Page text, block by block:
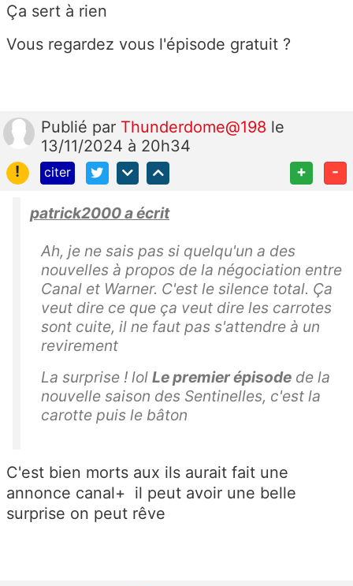
Ça sert à rien
Vous regardez vous l'épisode gratuit ?
Publié par Thunderdome@198 le
13/11/2024 à 20h34
!
citer + -
patrick2000 a écrit
Ah, je ne sais pas si quelqu'un a des
nouvelles à propos de la négociation entre
Canal et Warner. C'est le silence total. Ça
veut dire ce que ça veut dire les carrotes
sont cuite, il ne faut pas s'attendre à un
revirement
La surprise ! lol Le premier épisode de la
nouvelle saison des Sentinelles, c'est la
carotte puis le bâton
C'est bien morts aux ils aurait fait une
annonce canal+ il peut avoir une belle
surprise on peut rêve